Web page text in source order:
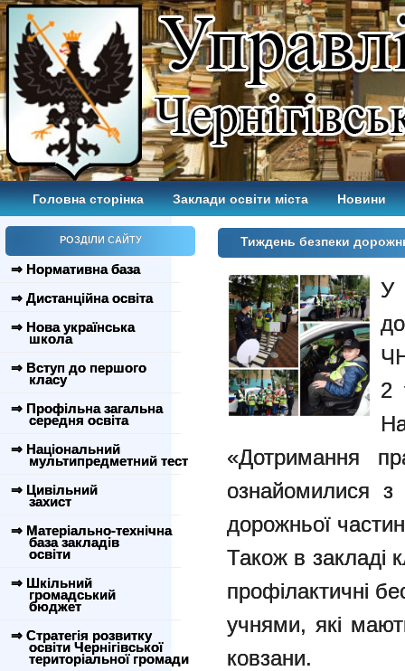
Головна сторінка Заклади освіти міста Новини
РОЗДІЛИ САЙТУ
⇒ Нормативна база
⇒ Дистанційна освіта
⇒ Нова українська
школа
⇒ Вступ до першого
класу
⇒ Профільна загальна
середня освіта
⇒ Національний
мультипредметний тест
⇒ Цивільний
захист
⇒ Матеріально-технічна
база закладів
освіти
⇒ Шкільний
громадський
бюджет
⇒ Стратегія розвитку
освіти Чернігівської
територіальної громади
Тиждень безпеки
У
2
«Дотримання
ознайомилися з
дорожньої
Також в закладі
профілактичні
учнями, які
ковзани.